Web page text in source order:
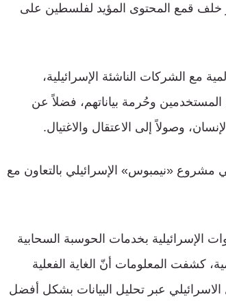
ويعتبر العقل المدبر خلف قمع المحتوى المؤيد لفلسطين على
مع الشركات الناشئة الإسرائيلية،
وحُرمة بياناتهم، فضلاً عن
وصولاً إلى الاعتقال والاغتيال.
في مشروع «نيمبوس» الإسرائيلي بالتعاون مع
الإسرائيلية بخدمات الحوسبة السحابية
كشفت المعلومات أنّ الغاية الفعلية
عبر تحليل البيانات بشكل أفضل